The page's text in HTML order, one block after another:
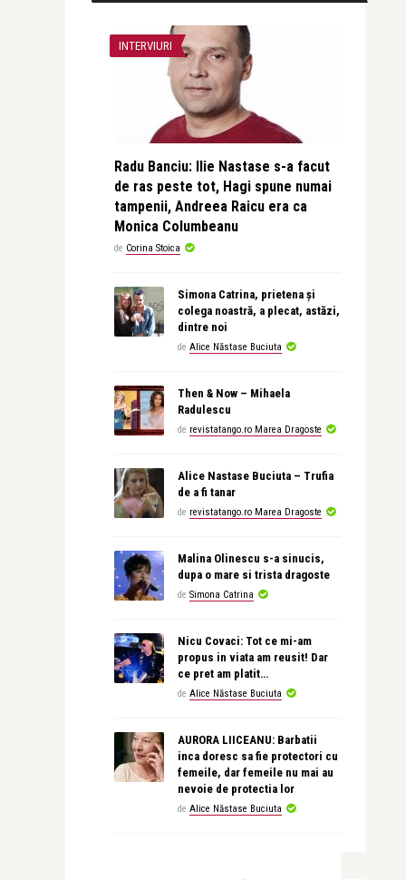
INTERVIURI
Radu Banciu: Ilie Nastase s-a facut
de ras peste tot, Hagi spune numai
tampenii, Andreea Raicu era ca
Monica Columbeanu
de Corina Stoica
Simona Catrina, prietena și
colega noastră, a plecat, astăzi,
dintre noi
de Alice Năstase Buciuta
Then & Now – Mihaela
Radulescu
de revistatango.ro Marea Dragoste
Alice Nastase Buciuta – Trufia
de a fi tanar
de revistatango.ro Marea Dragoste
Malina Olinescu s-a sinucis,
dupa o mare si trista dragoste
de Simona Catrina
Nicu Covaci: Tot ce mi-am
propus in viata am reusit! Dar
ce pret am platit…
de Alice Năstase Buciuta
AURORA LIICEANU: Barbatii
inca doresc sa fie protectori cu
femeile, dar femeile nu mai au
nevoie de protectia lor
de Alice Năstase Buciuta